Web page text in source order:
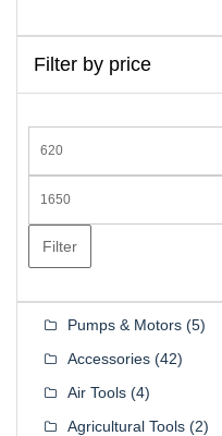
Filter by price
price
price
Filter
Pumps & Motors (5)
Accessories (42)
Air Tools (4)
Agricultural Tools (2)